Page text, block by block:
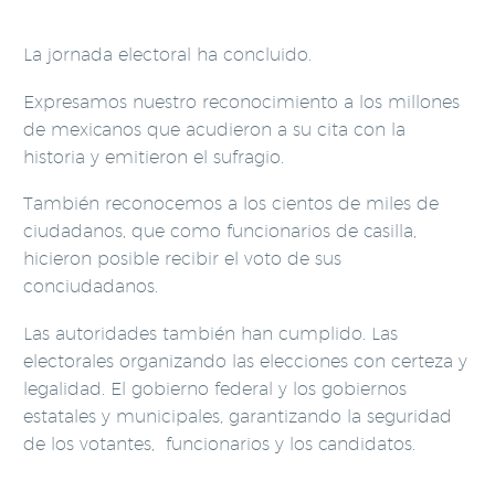
La jornada electoral ha concluido.
Expresamos nuestro reconocimiento a los millones
de mexicanos que acudieron a su cita con la
historia y emitieron el sufragio.
También reconocemos a los cientos de miles de
ciudadanos, que como funcionarios de casilla,
hicieron posible recibir el voto de sus
conciudadanos.
Las autoridades también han cumplido. Las
electorales organizando las elecciones con certeza y
legalidad. El gobierno federal y los gobiernos
estatales y municipales, garantizando la seguridad
de los votantes, funcionarios y los candidatos.